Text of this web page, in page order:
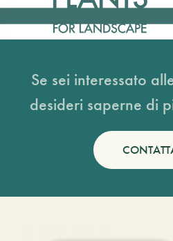
Se sei interessato
desideri saperne di